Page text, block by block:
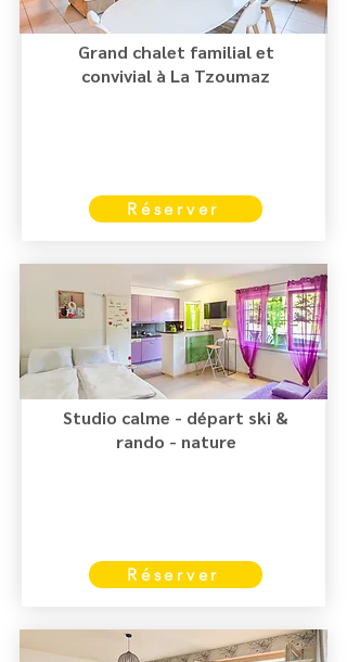
Grand chalet familial et
convivial à La Tzoumaz
Réserver
Studio calme - départ ski &
rando - nature
Réserver